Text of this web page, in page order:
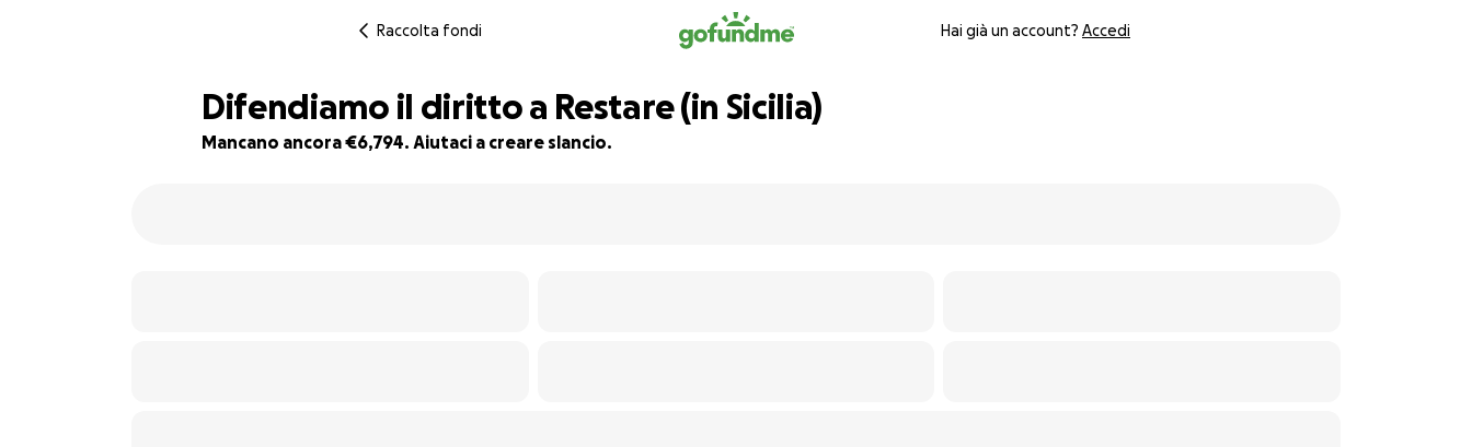
Raccolta fondi Hai già un account? Accedi
Difendiamo il diritto a Restare (in Sicilia)
Mancano ancora €6,794. Aiutaci a creare slancio.